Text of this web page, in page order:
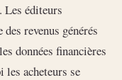
Les éditeurs
revenus générés
données financières
les acheteurs se